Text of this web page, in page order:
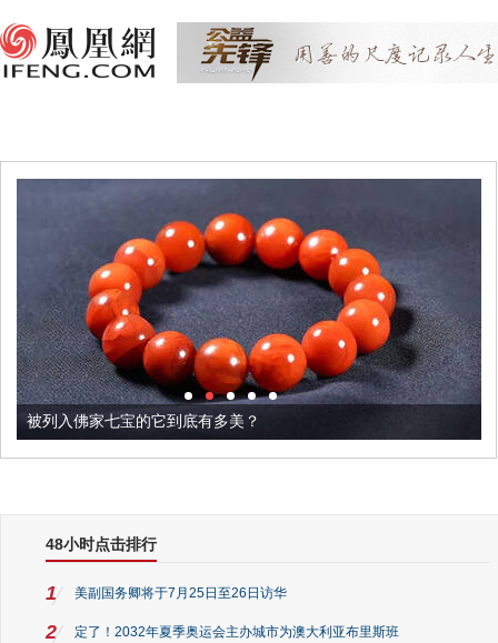
被列入佛家七宝的它到底有多美？
48小时点击排行
1 美副国务卿将于7月25日至26日访华
2 定了！2032年夏季奥运会主办城市为澳大利亚布里斯班